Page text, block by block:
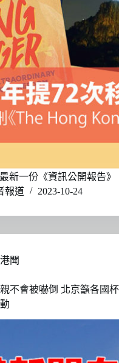
新一份《資訊公開報告
報道
2023-10-24
港聞
不會被嚇倒 北京籲各國